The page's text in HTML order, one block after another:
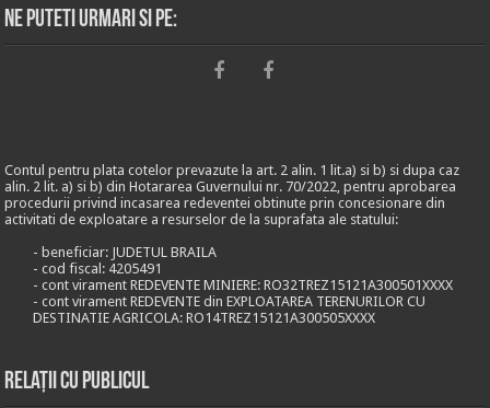
Ne puteti urmari si pe:
Contul pentru plata cotelor prevazute la art. 2 alin. 1 lit.a) si b) si dupa caz
alin. 2 lit. a) si b) din Hotararea Guvernului nr. 70/2022, pentru aprobarea
procedurii privind incasarea redeventei obtinute prin concesionare din
activitati de exploatare a resurselor de la suprafata ale statului:
- beneficiar: JUDETUL BRAILA
- cod fiscal: 4205491
- cont virament REDEVENTE MINIERE: RO32TREZ15121A300501XXXX
- cont virament REDEVENTE din EXPLOATAREA TERENURILOR CU
DESTINATIE AGRICOLA: RO14TREZ15121A300505XXXX
Relații cu publicul